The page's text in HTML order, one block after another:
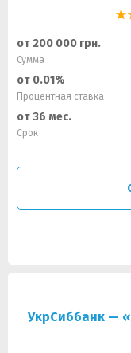
от 200 000 грн.
Сумма
от 0.01%
Процентная ставка
от 36 мес.
Срок
УкрСиббанк —